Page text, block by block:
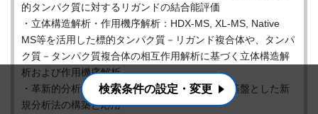
的タンパク質に対するリガンドの結合能評価
・立体構造解析・作用機序解析：HDX-MS, XL-MS, Native
MS等を活用した標的タンパク質－リガンド複合体や、タンパ
ク質－タンパク質複合体の相互作用解析に基づく立体構造解
析および作用機序解析
・革新的分析法開発：最先端の質量分析技術を基盤とした新
規分析法の構築と応用
検索条件の設定・変更